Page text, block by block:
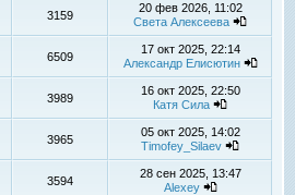
3159
20 фев 2026, 11:02
Света Алексеева
6509
17 окт 2025, 22:14
Александр Елисютин
3989
16 окт 2025, 22:50
Катя Сила
3965
05 окт 2025, 14:02
Timofey_Silaev
3594
28 сен 2025, 13:47
Alexey